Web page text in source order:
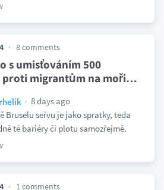
8 comments
s umisťováním 500
migrantům na moři…
8 days ago
Bruselu seřvu je jako spratky, teda
té bariéry či plotu samozřejmě.
1 comments